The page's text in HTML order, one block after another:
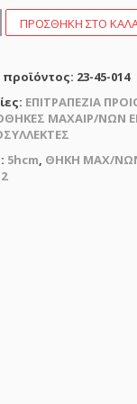
ΠΡΟΣΘΉΚΗ ΣΤΟ
23-45-014
ΕΠΙΤΡΑΠΕΖΙΑ
ΜΑΧΑΙΡ/ΝΩΝ
5hcm, ΘΗΚΗ ΜΑΧ/ΝΩΝ